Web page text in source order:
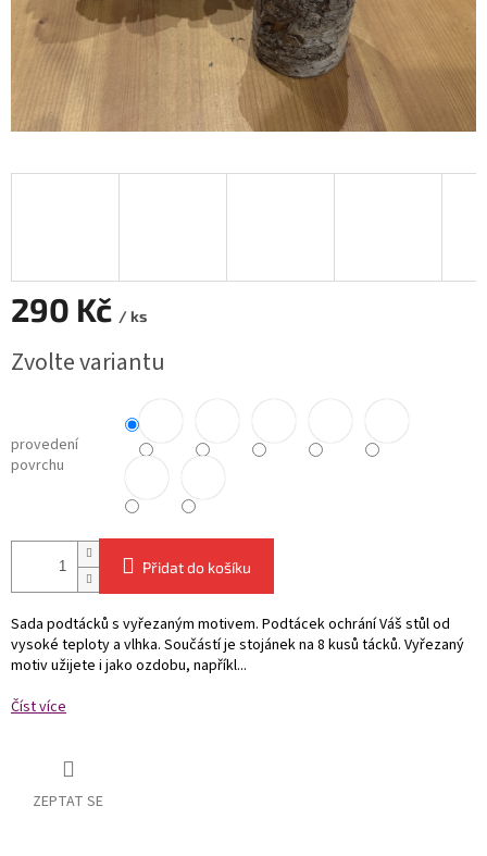
290 Kč / ks
cena:
Zvolte variantu
provedení
povrchu
Přidat do košíku
Sada podtácků s vyřezaným motivem. Podtácek ochrání Váš stůl od
vysoké teploty a vlhka. Součástí je stojánek na 8 kusů tácků. Vyřezaný
motiv užijete i jako ozdobu, napříkl...
Číst více
ZEPTAT SE